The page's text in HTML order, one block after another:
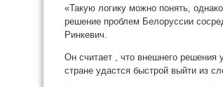
«Такую логику можно понять,
решение проблем Белоруссии
Ринкевич.
Он считает , что внешнего решения
стране удастся быстрой выйти из